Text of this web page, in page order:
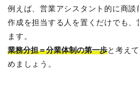
例えば、営業アシスタント的に商
作成を担当する人を置くだけでも
ます。
業務分担＝分業体制の第一歩と考え
めましょう。